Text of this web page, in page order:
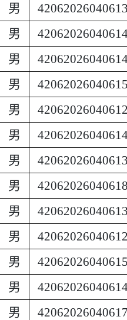
男
男
男
男
男
男
男
男
男
男
男
男
男